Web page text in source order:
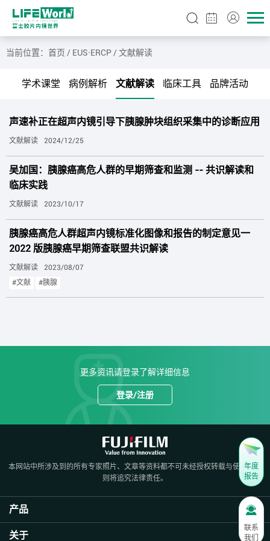
#EMR #EUS-BD
当前位置： 首页 / EUS·ERCP /文献解读
学术课堂 病例解析 文献解读 临床工具 品牌活动
声速补正在超声内镜引导下胰腺肿块组织采集中的诊断应用
文献解读 2024/12/25
吴加国：胰腺癌高危人群的早期筛查和监测 -- 共识解读和
临床实践
文献解读 2023/10/17
胰腺癌高危人群超声内镜标准化图像和报告的制定意见一
2022 版胰腺癌早期筛查联盟共识解读
文献解读
2023/08/07
#文献
#胰腺
更多资讯请登录了解详细信息
登录/注册
本网站中所涉及到的所有专家照片、文章等资料都不可未经授权转载与使用，否
则将追究法律责任。
产品
关于
年度
报告
联系
我们